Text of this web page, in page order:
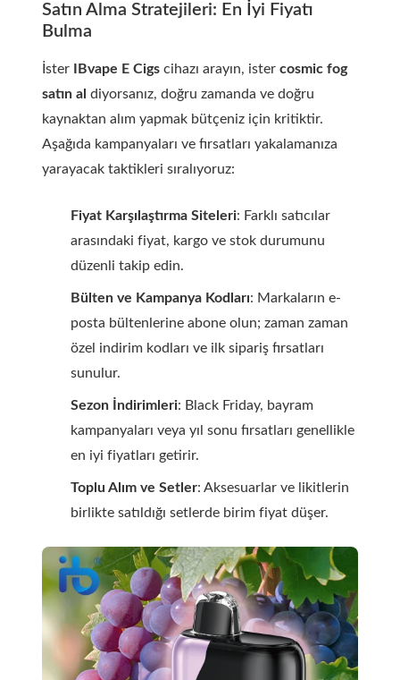
Satın Alma Stratejileri: En İyi Fiyatı
Bulma
İster IBvape E Cigs cihazı arayın, ister cosmic fog
satın al diyorsanız, doğru zamanda ve doğru
kaynaktan alım yapmak bütçeniz için kritiktir.
Aşağıda kampanyaları ve fırsatları yakalamanıza
yarayacak taktikleri sıralıyoruz:
Fiyat Karşılaştırma Siteleri: Farklı satıcılar
arasındaki fiyat, kargo ve stok durumunu
düzenli takip edin.
Bülten ve Kampanya Kodları: Markaların e-
posta bültenlerine abone olun; zaman zaman
özel indirim kodları ve ilk sipariş fırsatları
sunulur.
Sezon İndirimleri: Black Friday, bayram
kampanyaları veya yıl sonu fırsatları genellikle
en iyi fiyatları getirir.
Toplu Alım ve Setler: Aksesuarlar ve likitlerin
birlikte satıldığı setlerde birim fiyat düşer.